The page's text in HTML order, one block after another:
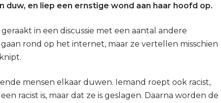
duw, en liep een ernstige wond aan haar hoofd op.
in een discussie met een aantal andere
rond op het internet, maar ze vertellen misschien
mensen elkaar duwen. Iemand roept ook racist,
racist is, maar dat ze is geslagen. Daarna worden de